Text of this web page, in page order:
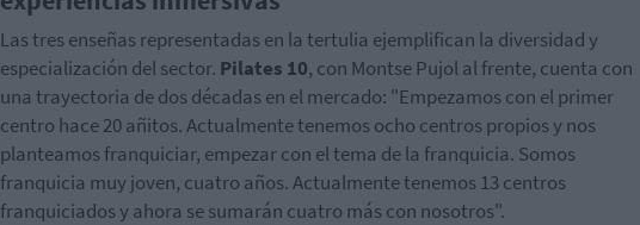
Las tres enseñas representadas en la tertulia ejemplifican la diversidad y
especialización del sector. Pilates 10, con Montse Pujol al frente, cuenta con
una trayectoria de dos décadas en el mercado: "Empezamos con el primer
centro hace 20 añitos. Actualmente tenemos ocho centros propios y nos
planteamos franquiciar, empezar con el tema de la franquicia. Somos
franquicia muy joven, cuatro años. Actualmente tenemos 13 centros
franquiciados y ahora se sumarán cuatro más con nosotros".